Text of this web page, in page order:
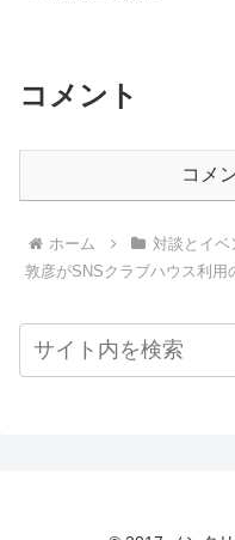
コメント
コメ
ホーム 対談とイベ
敦彦がSNSクラブハウス利用